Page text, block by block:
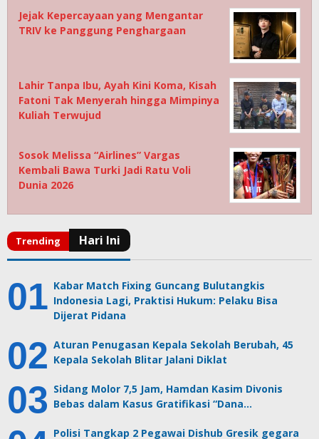
Jejak Kepercayaan yang Mengantar
TRIV ke Panggung Penghargaan
Lahir Tanpa Ibu, Ayah Kini Koma, Kisah
Fatoni Tak Menyerah hingga Mimpinya
Kuliah Terwujud
Sosok Melissa “Airlines” Vargas
Kembali Bawa Turki Jadi Ratu Voli
Dunia 2026
Kabar Match Fixing Guncang Bulutangkis
Indonesia Lagi, Praktisi Hukum: Pelaku Bisa
Dijerat Pidana
Aturan Penugasan Kepala Sekolah Berubah, 45
Kepala Sekolah Blitar Jalani Diklat
Sidang Molor 7,5 Jam, Hamdan Kasim Divonis
Bebas dalam Kasus Gratifikasi “Dana…
Polisi Tangkap 2 Pegawai Dishub Gresik gegara